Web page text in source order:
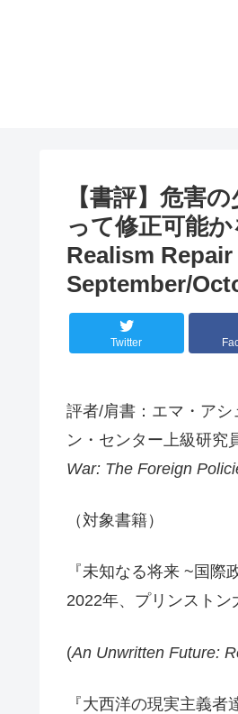
【書評】危害
って修正可能
Realism
September/
Twitter
評者/肩書：エマ・ア
ン・センター上級研究
War: The Foreign
（対象書籍）
『未知なる将来 ~国際
2022年、プリンスト
(An Unwritten Future:
『大西洋の現実主